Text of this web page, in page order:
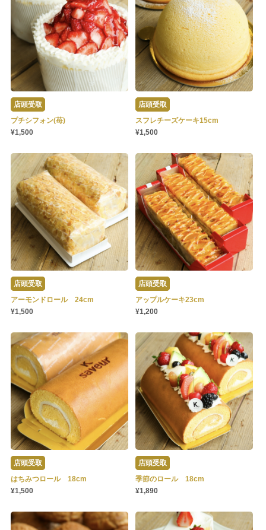
店頭受取
プチシフォン(苺)
¥1,500
店頭受取
スフレチーズケーキ15cm
¥1,500
店頭受取
アーモンドロール 24cm
¥1,500
店頭受取
アップルケーキ23cm
¥1,200
店頭受取
はちみつロール 18cm
¥1,500
店頭受取
季節のロール 18cm
¥1,890